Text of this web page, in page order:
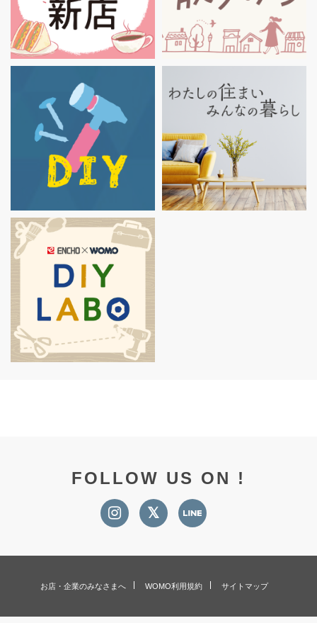
FOLLOW US ON !
お店・企業のみなさまへ WOMO利用規約 サイトマップ